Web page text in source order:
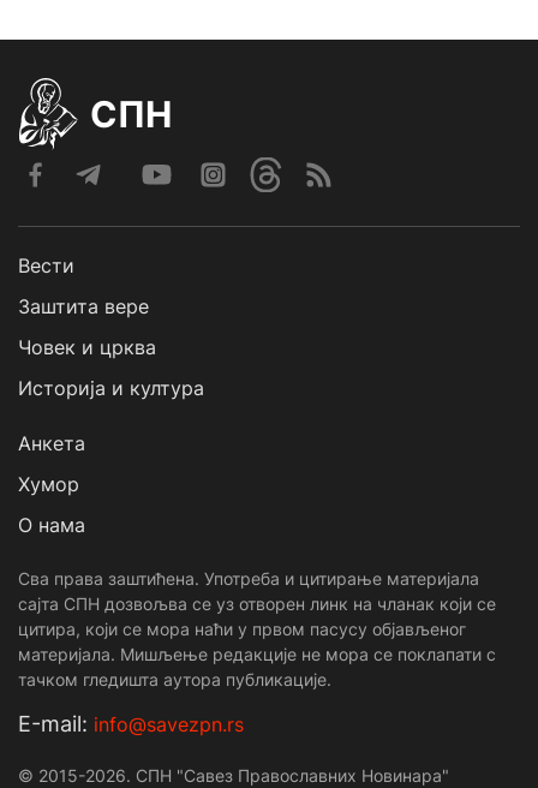
СПН
Вести
Заштита вере
Човек и црква
Историја и култура
Анкета
Хумор
О нама
Сва права заштићена. Употреба и цитирање материјала
сајта СПН дозвољва се уз отворен линк на чланак који се
цитира, који се мора наћи у првом пасусу објављеног
материјала. Мишљење редакције не мора се поклапати с
тачком гледишта аутора публикације.
Е-mail: info@savezpn.rs
© 2015-2026. СПН "Савез Православних Новинара"